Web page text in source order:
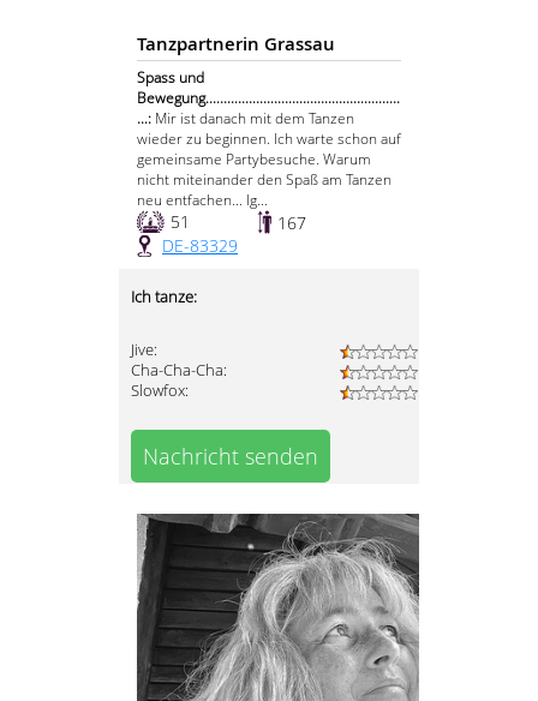
Tanzpartnerin Grassau
Spass und
Bewegung......................................................
...: Mir ist danach mit dem Tanzen
wieder zu beginnen. Ich warte schon auf
gemeinsame Partybesuche. Warum
nicht miteinander den Spaß am Tanzen
neu entfachen... lg...
51
167
DE-83329
Ich tanze:
Jive:
Cha-Cha-Cha:
Slowfox:
Nachricht senden